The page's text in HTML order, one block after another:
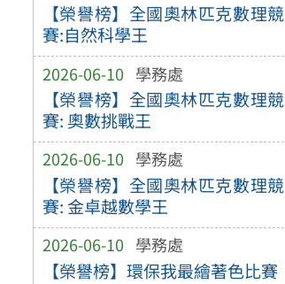
【榮譽榜】全國奧林匹克數理競
賽:自然科學王
2026-06-10 學務處
【榮譽榜】全國奧林匹克數理競
賽: 奧數挑戰王
2026-06-10 學務處
【榮譽榜】全國奧林匹克數理競
賽: 金卓越數學王
2026-06-10 學務處
【榮譽榜】環保我最繪著色比賽